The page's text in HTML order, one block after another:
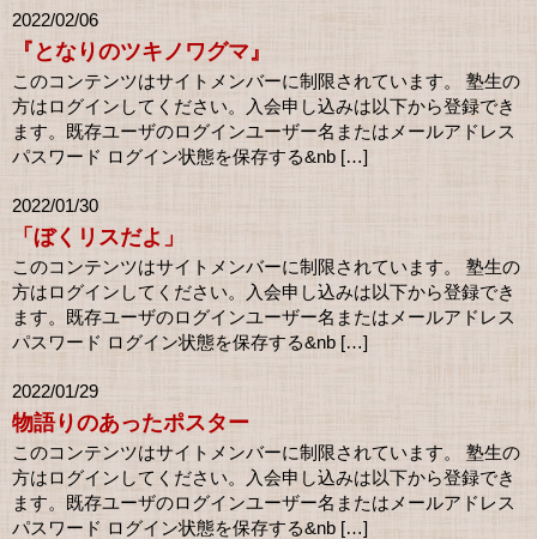
2022/02/06
『となりのツキノワグマ』
このコンテンツはサイトメンバーに制限されています。 塾生の
方はログインしてください。入会申し込みは以下から登録でき
ます。既存ユーザのログインユーザー名またはメールアドレス
パスワード ログイン状態を保存する&nb […]
2022/01/30
「ぼくリスだよ」
このコンテンツはサイトメンバーに制限されています。 塾生の
方はログインしてください。入会申し込みは以下から登録でき
ます。既存ユーザのログインユーザー名またはメールアドレス
パスワード ログイン状態を保存する&nb […]
2022/01/29
物語りのあったポスター
このコンテンツはサイトメンバーに制限されています。 塾生の
方はログインしてください。入会申し込みは以下から登録でき
ます。既存ユーザのログインユーザー名またはメールアドレス
パスワード ログイン状態を保存する&nb […]